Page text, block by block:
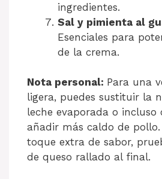
ingredientes.
Sal y pimienta al
Esenciales para
de la crema.
Nota personal: Para una
ligera, puedes sustituir la
leche evaporada o
añadir más caldo de
toque extra de sabor,
de queso rallado al final.